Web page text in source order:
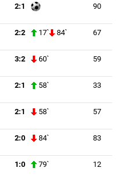
2:1 90
2:2 17` 84` 67
3:2 60` 59
2:1 58` 33
2:1 58` 57
2:0 84` 83
1:0 79` 12